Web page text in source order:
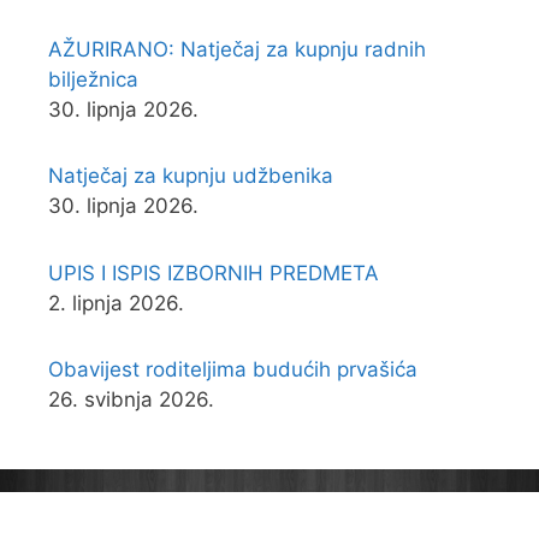
AŽURIRANO: Natječaj za kupnju radnih
bilježnica
30. lipnja 2026.
Natječaj za kupnju udžbenika
30. lipnja 2026.
UPIS I ISPIS IZBORNIH PREDMETA
2. lipnja 2026.
Obavijest roditeljima budućih prvašića
26. svibnja 2026.